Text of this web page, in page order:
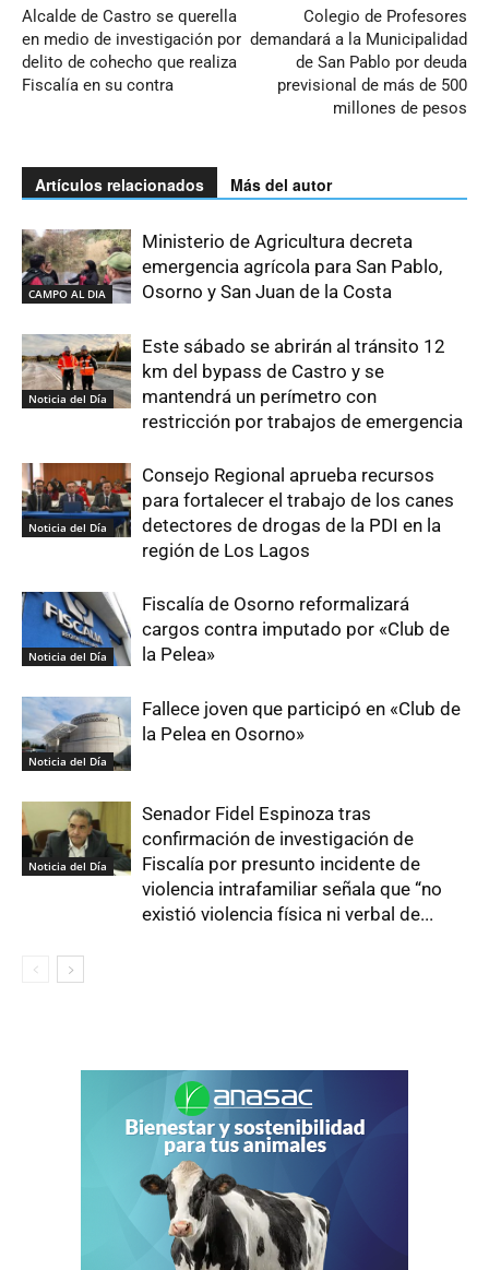
Alcalde de Castro se querella
en medio de investigación por
delito de cohecho que realiza
Fiscalía en su contra
Colegio de Profesores
demandará a la Municipalidad
de San Pablo por deuda
previsional de más de 500
millones de pesos
Artículos relacionados Más del autor
CAMPO AL DIA
Ministerio de Agricultura decreta
emergencia agrícola para San Pablo,
Osorno y San Juan de la Costa
Noticia del Día
Este sábado se abrirán al tránsito 12
km del bypass de Castro y se
mantendrá un perímetro con
restricción por trabajos de emergencia
Noticia del Día
Consejo Regional aprueba recursos
para fortalecer el trabajo de los canes
detectores de drogas de la PDI en la
región de Los Lagos
Noticia del Día
Fiscalía de Osorno reformalizará
cargos contra imputado por «Club de
la Pelea»
Noticia del Día
Fallece joven que participó en «Club de
la Pelea en Osorno»
Noticia del Día
Senador Fidel Espinoza tras
confirmación de investigación de
Fiscalía por presunto incidente de
violencia intrafamiliar señala que “no
existió violencia física ni verbal de...